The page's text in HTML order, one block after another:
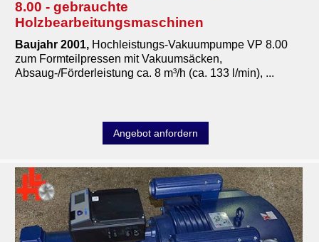
Hobelmaschinen
Kaffeemaschinen
Kantenanleimmaschinen
Kompressoren
Metallmaschinen
Pressen
Schleifmaschinen
Sägen
8.00 - gebrauchte
Holzbearbeitungsmaschinen
Baujahr 2001, Hochleistungs-Vakuumpumpe VP 8.00
zum Formteilpressen mit Vakuumsäcken,
Absaug-/Förderleistung ca. 8 m³/h (ca. 133 l/min), ...
Angebot anfordern